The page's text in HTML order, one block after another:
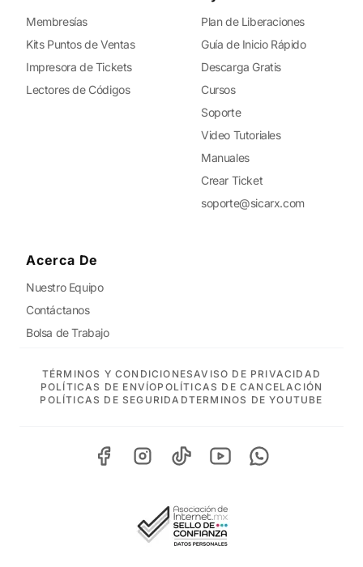
Membresías
Kits Puntos de Ventas
Impresora de Tickets
Lectores de Códigos
Plan de Liberaciones
Guía de Inicio Rápido
Descarga Gratis
Cursos
Soporte
Video Tutoriales
Manuales
Crear Ticket
soporte@sicarx.com
Acerca De
Nuestro Equipo
Contáctanos
Bolsa de Trabajo
TÉRMINOS Y CONDICIONESAVISO DE PRIVACIDAD
POLÍTICAS DE ENVÍOPOLÍTICAS DE CANCELACIÓN
POLÍTICAS DE SEGURIDADTERMINOS DE YOUTUBE